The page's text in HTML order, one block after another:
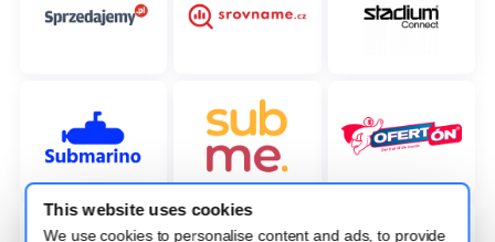
This website uses cookies
We use cookies to personalise content and ads, to provide